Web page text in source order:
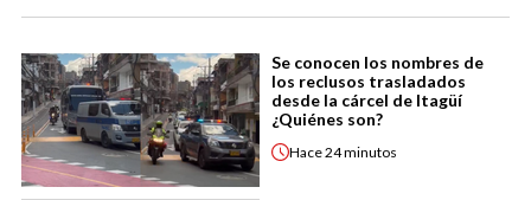
Se conocen los nombres de
los reclusos trasladados
desde la cárcel de Itagüí
¿Quiénes son?
Hace24 minutos